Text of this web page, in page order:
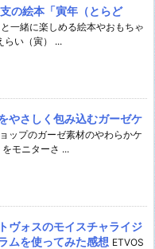
の絵本「寅年（とらど
一緒に楽しめる絵本やおもちゃ
らい（寅） ...
やさしく包み込むガーゼケ
ップのガーゼ素材のやわらかケ
モニターさ ...
ヴォスのモイスチャライジ
ムを使ってみた感想 ETVOS